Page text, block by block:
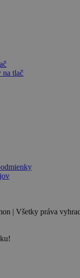
na tlač
| Všetky práva